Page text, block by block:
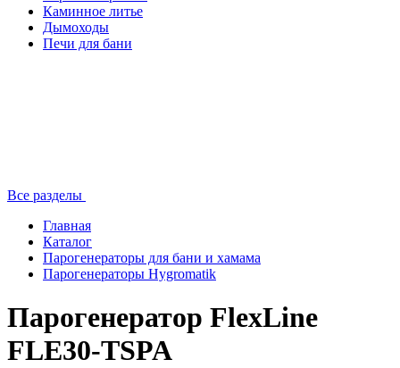
Каминное литье
Дымоходы
Печи для бани
Все разделы
Главная
Каталог
Парогенераторы для бани и хамама
Парогенераторы Hygromatik
Парогенератор FlexLine
FLE30-TSPA